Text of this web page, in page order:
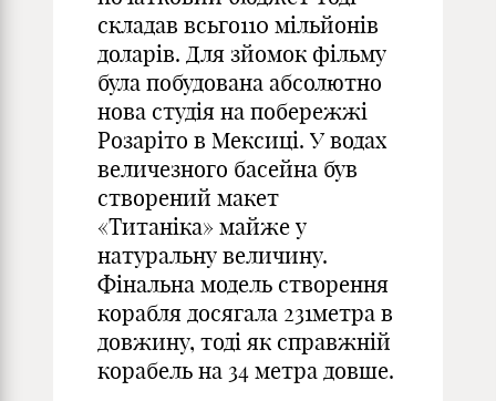
складав всьго110 мільйонів
доларів. Для зйомок фільму
була побудована абсолютно
нова студія на побережжі
Розаріто в Мексиці. У водах
величезного басейна був
створений макет
«Титаніка» майже у
натуральну величину.
Фінальна модель створення
корабля досягала 231метра в
довжину, тоді як справжній
корабель на 34 метра довше.